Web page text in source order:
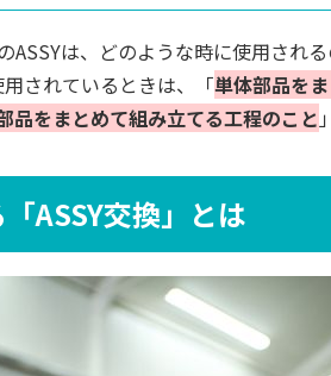
ASSYは、どのような時に使用され
されているときは、「単体部品を
品をまとめて組み立てる工程のこと
ASSY交換」とは